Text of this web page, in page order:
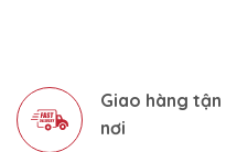
Giao hàng tận
nơi